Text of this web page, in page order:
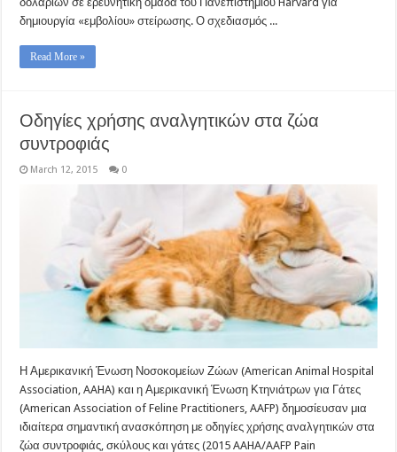
δημιουργία «εμβολίου» στείρωσης. Ο σχεδιασμός ...
Read More »
Οδηγίες χρήσης αναλγητικών στα ζώα
συντροφιάς
March 12, 2015 0
Η Αμερικανική Ένωση Νοσοκομείων Ζώων (American Animal Hospital
Association, AAHA) και η Αμερικανική Ένωση Κτηνιάτρων για Γάτες
(American Association of Feline Practitioners, AAFP) δημοσίευσαν μια
ιδιαίτερα σημαντική ανασκόπηση με οδηγίες χρήσης αναλγητικών στα
ζώα συντροφιάς, σκύλους και γάτες (2015 AAHA/AAFP Pain